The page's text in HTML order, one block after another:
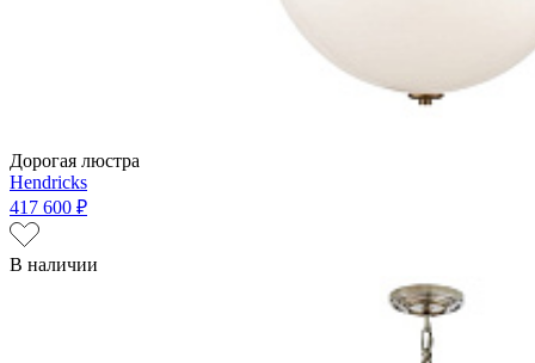
Дорогая люстра
Hendricks
417 600 ₽
В наличии